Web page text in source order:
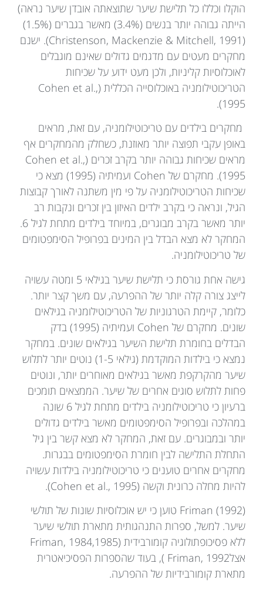
הוקלו וכללו כל תלישת שיער שתוצאתה אובדן שיער נראה)
הייתה גבוהה יותר בנשים (3.4%) מאשר בגברים (1.5%)
(Christenson, Mackenzie & Mitchell, 1991). ישנם
מחקרים מעטים עם מדגמים גדולים שאינם מוגבלים
לאוכלוסיות קליניות, ולכן מעט ידוע על שכיחות
הטריכוטילומניה באוכלוסייה הכללית (Cohen et al.,
1995).
מחקרים בילדים עם טריכוטילומניה, עם זאת, מראים
באופן עקבי תפוצה יותר מאוזנת, כשחלק מהמחקרים אף
מראים שכיחות גבוהה יותר בקרב זכרים (Cohen et al.,
1995). מחקרם של Cohen ועמיתיה (1995) מצא כי
שכיחות הטריכוטילומניה על פי מין משתנה לאורך קבוצות
הגיל, ונראה כי בקרב ילדים האיזון בין זכרים ונקבות רב
יותר מאשר בקרב מבוגרים, במיוחד בילדים מתחת לגיל 6.
המחקר לא מצא הבדל בין המינים בפרופיל הסימפטומים
של טריכוטילומניה.
גישה אחת גורסת כי תלישת שיער בגילאי 5 ומטה עשויה
לייצג צורה קלה יותר של ההפרעה, עם משך קצר יותר.
כלומר, קיימת הטרגוניות של הטריכוטילומניה בגילאים
שונים. מחקרם של Cohen ועמיתיה (1995) בדק
הבדלים בחומרת תלישת השיער בגילאים שונים. במחקר
נמצא כי בילדות המוקדמת (גילאי 1-5) נוטים יותר לתלוש
שיער מהקרקפת מאשר בגילאים מאוחרים יותר, ונוטים
פחות לתלוש סוגים אחרים של שיער. הממצאים תומכים
ברעיון כי טריכוטילומניה בילדים מתחת לגיל 6 שונה
במהלכה ובפרופיל הסימפטומים מאשר בילדים גדולים
יותר ובמבוגרים. עם זאת, המחקר לא מצא קשר בין גיל
התחלת התלישה לבין חומרת הסימפטומים בבגרות.
מחקרים אחרים טוענים כי טריכוטילומניה בילדות עשויה
להיות מחלה כרונית וקשה (Cohen et al., 1995).
Friman (1992) טוען כי יש אוכלוסיות שונות של תולשי
שיער. למשל, ספרות התנהגותית מתארת תולשי שיער
ללא פסיכופתולוגיה קומורבידית (Friman, 1984,1985
אצלFriman, 1992 ), בעוד שהספרות הפסיכיאטרית
מתארת קומורבידיות של ההפרעה.